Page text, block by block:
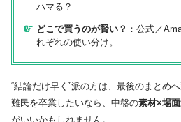
ハマる？
どこで買うのが賢い？ ：公式／
れぞれの使い分け。
“結論だけ早く”派の方は、最後のまとめ
難民を卒業したいなら、中盤の素材×場
がいいかもしれません。